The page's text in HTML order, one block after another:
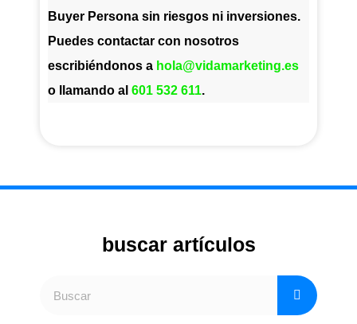
Buyer Persona sin riesgos ni inversiones.
Puedes contactar con nosotros
escribiéndonos a hola@vidamarketing.es
o llamando al 601 532 611.
buscar artículos